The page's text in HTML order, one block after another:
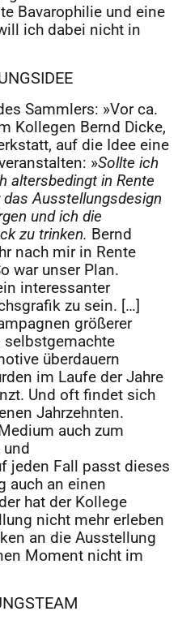
Bavarophilie und eine
ich dabei nicht in
Sammlers: »Vor ca.
Kollegen Bernd Dicke,
auf die Idee eine
»Sollte ich
altersbedingt in Rente
Ausstellungsdesign
und ich die
zu trinken. Bernd
nach mir in Rente
war unser Plan.
interessanter
zu sein. […]
größerer
selbstgemachte
überdauern
im Laufe der Jahre
Und oft findet sich
Jahrzehnten.
auch zum
jeden Fall passt dieses
auch an einen
hat der Kollege
nicht mehr erleben
an die Ausstellung
Moment nicht im